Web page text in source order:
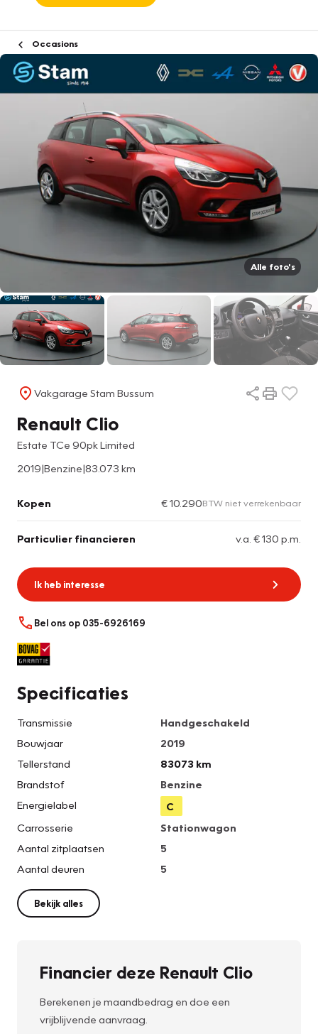
Occasions
Alle foto's
Vakgarage Stam Bussum
Renault Clio
Estate TCe 90pk Limited
2019|Benzine|83.073 km
Kopen € 10.290BTW niet verrekenbaar
Particulier financieren v.a. € 130 p.m.
Ik heb interesse
Bel ons op 035-6926169
Specificaties
Transmissie
Handgeschakeld
Bouwjaar
2019
Tellerstand
83073 km
Brandstof
Benzine
Energielabel
C
Carrosserie
Stationwagon
Aantal zitplaatsen
5
Aantal deuren
5
Bekijk alles
Financier deze Renault Clio
Berekenen je maandbedrag en doe een
vrijblijvende aanvraag.